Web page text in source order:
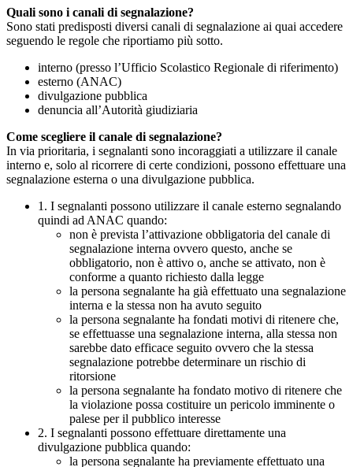
Quali sono i canali di segnalazione?
Sono stati predisposti diversi canali di segnalazione ai quai accedere
seguendo le regole che riportiamo più sotto.
interno (presso l’Ufficio Scolastico Regionale di riferimento)
esterno (ANAC)
divulgazione pubblica
denuncia all’Autorità giudiziaria
Come scegliere il canale di segnalazione?
In via prioritaria, i segnalanti sono incoraggiati a utilizzare il canale
interno e, solo al ricorrere di certe condizioni, possono effettuare una
segnalazione esterna o una divulgazione pubblica.
1. I segnalanti possono utilizzare il canale esterno segnalando
quindi ad ANAC quando:
non è prevista l’attivazione obbligatoria del canale di
segnalazione interna ovvero questo, anche se
obbligatorio, non è attivo o, anche se attivato, non è
conforme a quanto richiesto dalla legge
la persona segnalante ha già effettuato una segnalazione
interna e la stessa non ha avuto seguito
la persona segnalante ha fondati motivi di ritenere che,
se effettuasse una segnalazione interna, alla stessa non
sarebbe dato efficace seguito ovvero che la stessa
segnalazione potrebbe determinare un rischio di
ritorsione
la persona segnalante ha fondato motivo di ritenere che
la violazione possa costituire un pericolo imminente o
palese per il pubblico interesse
2. I segnalanti possono effettuare direttamente una
divulgazione pubblica quando:
la persona segnalante ha previamente effettuato una